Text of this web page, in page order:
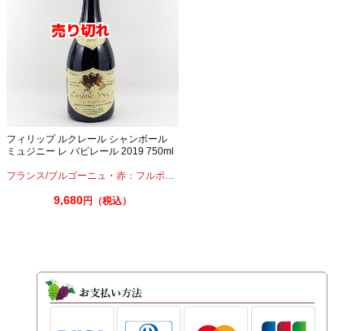
フィリップ ルクレール シャンボール
ミュジニー レ バビレール 2019 750ml
フランス/ブルゴーニュ ・ 赤：フルボディ
9,680円（税込）